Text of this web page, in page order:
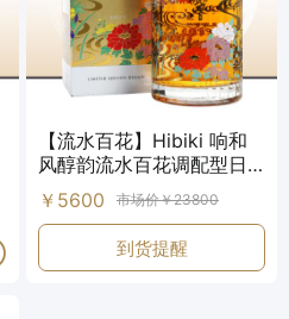
【流水百花】Hibiki 响和
风醇韵流水百花调配型日
本威士忌
￥5600 市场价￥23800
到货提醒